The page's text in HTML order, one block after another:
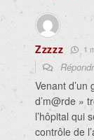
Zzzzz 1
Venant
d’m@rde »
l’hôpital qui
contrôle de